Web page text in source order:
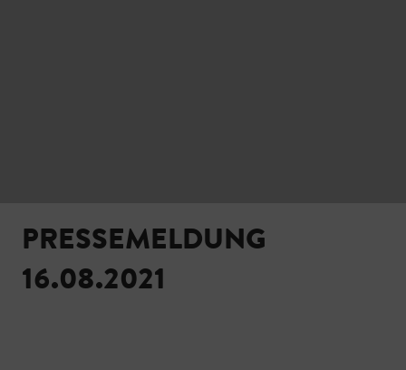
PRESSEMELDUNG
16.08.2021